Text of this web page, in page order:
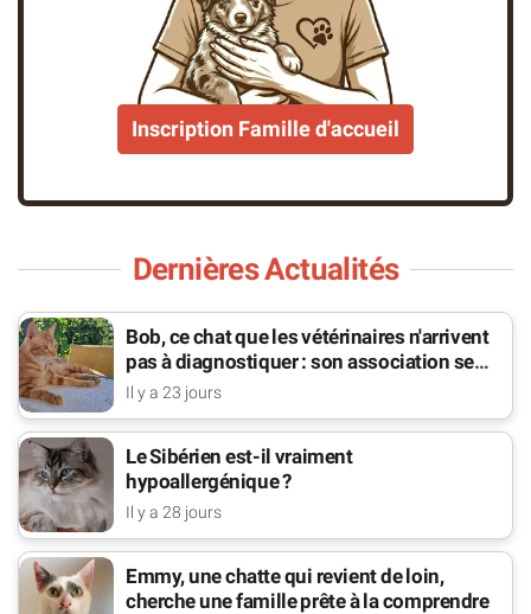
Inscription Famille d'accueil
Dernières Actualités
Bob, ce chat que les vétérinaires n'arrivent
pas à diagnostiquer : son association se
bat pour lui
Il y a 23 jours
Le Sibérien est-il vraiment
hypoallergénique ?
Il y a 28 jours
Emmy, une chatte qui revient de loin,
cherche une famille prête à la comprendre